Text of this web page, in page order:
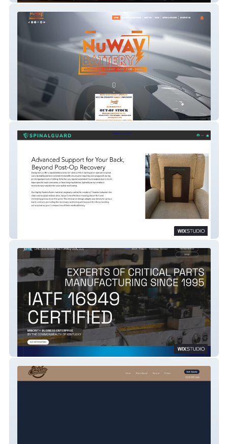
NuWAYBATTERY, INC.
Lincoln Mfg